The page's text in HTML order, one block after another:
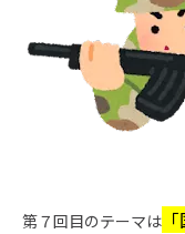
第７回目のテーマは